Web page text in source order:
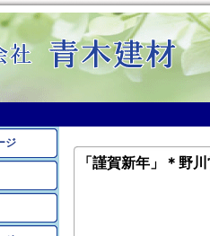
ジ
「謹賀新年」＊野